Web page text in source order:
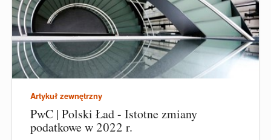
Artykuł zewnętrzny
PwC | Polski Ład - Istotne zmiany
podatkowe w 2022 r.